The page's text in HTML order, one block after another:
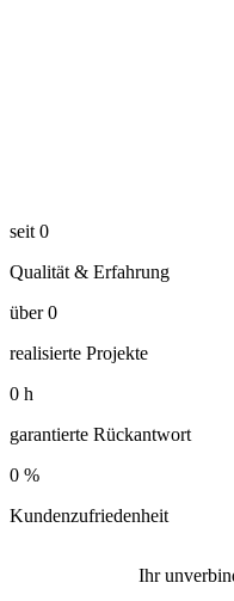
seit 0
Qualität & Erfahrung
über 0
realisierte Projekte
0 h
garantierte Rückantwort
0 %
Kundenzufriedenheit
Ihr